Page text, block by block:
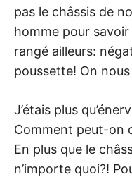
pas le châssis de
homme pour savoir
rangé ailleurs:
poussette! On
J’étais plus
Comment peut-on
En plus que le
n’importe quoi?!